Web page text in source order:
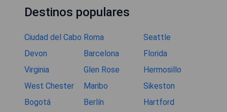
Destinos populares
Ciudad del Cabo Roma
Seattle
Devon
Barcelona
Florida
Virginia
Glen Rose
Hermosillo
West Chester
Maribo
Sikeston
Bogotá
Berlín Hartford